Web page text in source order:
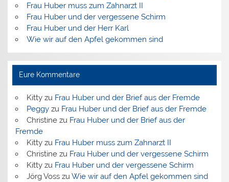
Frau Huber muss zum Zahnarzt II
Frau Huber und der vergessene Schirm
Frau Huber und der Herr Karl
Wie wir auf den Apfel gekommen sind
Eure Kommentare
Kittyzu Frau Huber und der Brief aus der Fremde
Peggyzu Frau Huber und der Brief aus der Fremde
Christinezu Frau Huber und der Brief aus der
Fremde
Kittyzu Frau Huber muss zum Zahnarzt II
Christinezu Frau Huber und der vergessene Schirm
Kittyzu Frau Huber und der vergessene Schirm
Jörg Vosszu Wie wir auf den Apfel gekommen sind